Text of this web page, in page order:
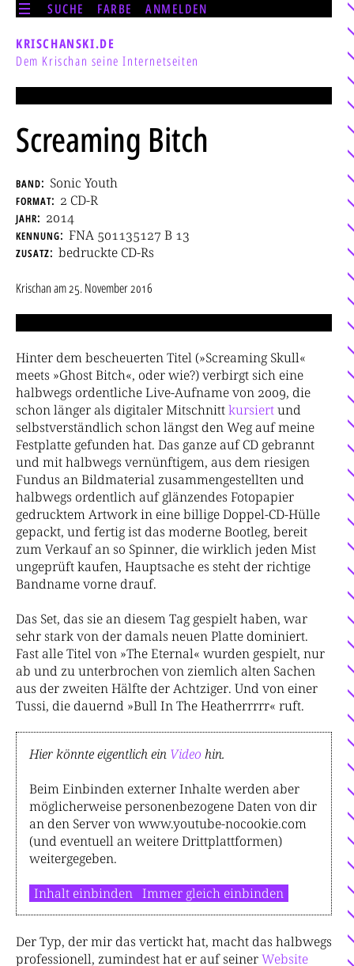
SUCHE FARBE ANMELDEN
KRISCHANSKI.DE
Dem Krischan seine Internetseiten
Screaming Bitch
band Sonic Youth
format 2 CD-R
jahr 2014
kennung FNA 501135127 B 13
zusatz bedruckte CD-Rs
Krischanam25. November 2016
Hinter dem bescheuerten Titel (»Screaming Skull«
meets »Ghost Bitch«, oder wie?) verbirgt sich eine
halbwegs ordentliche Live-Aufname von 2009, die
schon länger als digitaler Mitschnittkursiertund
selbstverständlich schon längst den Weg auf meine
Festplatte gefunden hat. Das ganze auf CD gebrannt
und mit halbwegs vernünftigem, aus dem riesigen
Fundus an Bildmaterial zusammengestellten und
halbwegs ordentlich auf glänzendes Fotopapier
gedrucktem Artwork in eine billige Doppel-CD-Hülle
gepackt, und fertig ist das moderne Bootleg, bereit
zum Verkauf an so Spinner, die wirklich jeden Mist
ungeprüft kaufen, Hauptsache es steht der richtige
Bandname vorne drauf.
Das Set, das sie an diesem Tag gespielt haben, war
sehr stark von der damals neuen Platte dominiert.
Fast alle Titel von »The Eternal« wurden gespielt, nur
ab und zu unterbrochen von ziemlich alten Sachen
aus der zweiten Hälfte der Achtziger. Und von einer
Tussi, die dauernd »Bull In The Heatherrrrr« ruft.
Hier könnte eigentlich ein Video hin.
Beim Einbinden externer Inhalte werden aber
möglicherweise personenbezogene Daten von dir
an den Server von www.youtube-nocookie.com
(und eventuell an weitere Drittplattformen)
weitergegeben.
Inhalt einbinden Immer gleich einbinden
Der Typ, der mir das vertickt hat, macht das halbwegs
professionell, zumindest hat er auf seinerWebsite